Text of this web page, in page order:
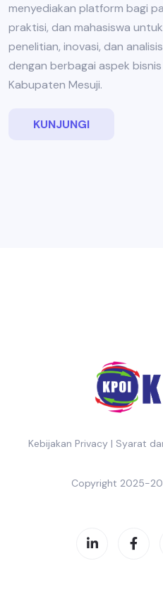
menyediakan platform bagi
praktisi, dan mahasiswa
penelitian, inovasi, dan
dengan berbagai aspek
Kabupaten Mesuji.
KUNJUNGI
Kebijakan Privacy| Syarat
Copyright 2025-